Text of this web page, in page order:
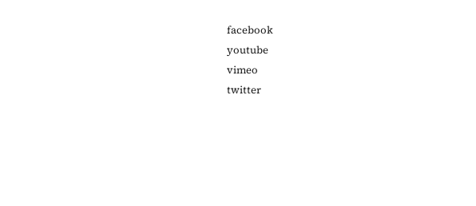
facebook
youtube
vimeo
twitter